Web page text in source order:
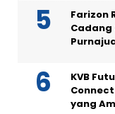
Farizon
Cadang
KVB
yang